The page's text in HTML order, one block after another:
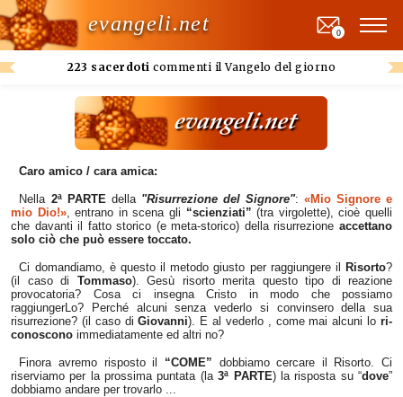
evangeli.net
223 sacerdoti commenti il Vangelo del giorno
0
Caro amico / cara amica:
Nella 2ª PARTEdella "Risurrezione del Signore": «Mio Signore e
mio Dio!», entrano in scena gli “scienziati” (tra virgolette), cioè quelli
che davanti il fatto storico (e meta-storico) della risurrezione accettano
solo ciò che può essere toccato.
Ci domandiamo, è questo il metodo giusto per raggiungere il Risorto?
(il caso di Tommaso). Gesù risorto merita questo tipo di reazione
provocatoria? Cosa ci insegna Cristo in modo che possiamo
raggiungerLo? Perché alcuni senza vederlo si convinsero della sua
risurrezione? (il caso diGiovanni). E al vederlo , come mai alcuni lori-
conoscono immediatamente ed altri no?
Finora avremo risposto il “COME” dobbiamo cercare il Risorto. Ci
riserviamo per la prossima puntata (la3ª PARTE) la risposta su “dove”
dobbiamo andare per trovarlo ...